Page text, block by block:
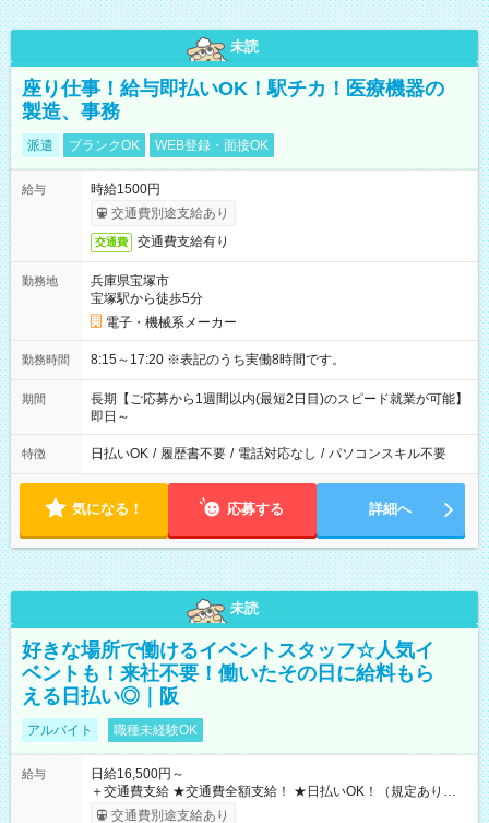
未読
座り仕事！給与即払いOK！駅チカ！医療機器の
製造、事務
派遣 ブランクOK WEB登録・面接OK
給与
時給1500円
交通費別途支給あり
交通費 交通費支給有り
勤務地
兵庫県宝塚市
宝塚駅から徒歩5分
電子・機械系メーカー
勤務時間 8:15～17:20 ※表記のうち実働8時間です。
期間
長期【ご応募から1週間以内(最短2日目)のスピード就業が可能】
即日～
特徴 日払いOK / 履歴書不要 / 電話対応なし / パソコンスキル不要
気になる！ 応募する 詳細へ
未読
好きな場所で働けるイベントスタッフ☆人気イ
ベントも！来社不要！働いたその日に給料もら
える日払い◎｜阪
アルバイト 職種未経験OK
給与
日給16,500円～
＋交通費支給 ★交通費全額支給！ ★日払いOK！（規定あり） ┗
働いたその日に現金GET♪ お仕事後はコンビニATMから 日払
交通費別途支給あり